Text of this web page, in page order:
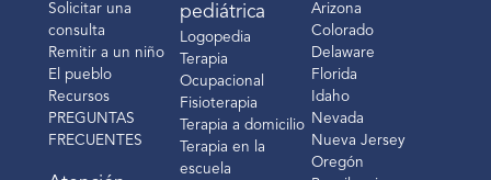
Solicitar una
consulta
Remitir a un niño
El pueblo
Recursos
PREGUNTAS
FRECUENTES
pediátrica
Logopedia
Terapia
Ocupacional
Fisioterapia
Terapia a domicilio
Terapia en la
escuela
Arizona
Colorado
Delaware
Florida
Idaho
Nevada
Nueva Jersey
Oregón